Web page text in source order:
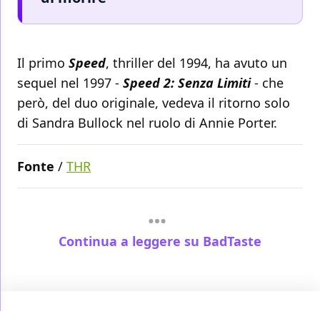
Il primo Speed, thriller del 1994, ha avuto un
sequel nel 1997 - Speed 2: Senza Limiti- che
però, del duo originale, vedeva il ritorno solo
di Sandra Bullock nel ruolo di Annie Porter.
Fonte / THR
Continua a leggere su BadTaste